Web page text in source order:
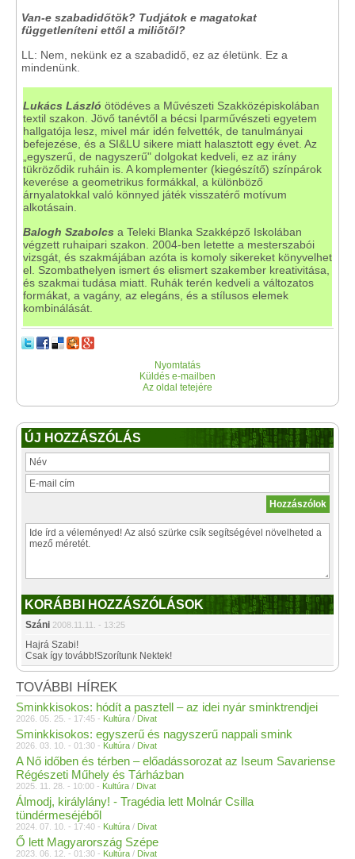
Van-e szabadidőtök? Tudjátok e magatokat
függetleníteni ettől a miliőtől?
LL: Nem, nekünk ez a szabadidő, ez az életünk. Ez a
mindenünk.
Lukács László ötödéves a Művészeti Szakközépiskolában
textil szakon. Jövő tanévtől a bécsi Iparművészeti egyetem
hallgatója lesz, mivel már idén felvették, de tanulmányai
befejezése, és a SI&LU sikere miatt halasztott egy évet. Az
„egyszerű, de nagyszerű" dolgokat kedveli, ez az irány
tükröződik ruháin is. A komplementer (kiegészítő) színpárok
keverése a geometrikus formákkal, a különböző
árnyalatokkal való könnyed játék visszatérő motívum
alkotásain.
Balogh Szabolcs a Teleki Blanka Szakképző Iskolában
végzett ruhaipari szakon. 2004-ben letette a mesterszabói
vizsgát, és szakmájában azóta is komoly sikereket könyvelhet
el. Szombathelyen ismert és elismert szakember kreativitása,
és szakmai tudása miatt. Ruhák terén kedveli a változatos
formákat, a vagány, az elegáns, és a stílusos elemek
kombinálását.
Nyomtatás
Küldés e-mailben
Az oldal tetejére
ÚJ HOZZÁSZÓLÁS
KORÁBBI HOZZÁSZÓLÁSOK
Száni 2008.11.11. - 13:25
Hajrá Szabi!
Csak így tovább!Szorítunk Nektek!
TOVÁBBI HÍREK
Sminkkisokos: hódít a pasztell – az idei nyár sminktrendjei
2026. 05. 25. - 17:45 - Kultúra / Divat
Sminkkisokos: egyszerű és nagyszerű nappali smink
2026. 03. 10. - 01:30 - Kultúra / Divat
A Nő időben és térben – előadássorozat az Iseum Savariense
Régészeti Műhely és Tárházban
2025. 11. 28. - 10:00 - Kultúra / Divat
Álmodj, királylány! - Tragédia lett Molnár Csilla
tündérmeséjéből
2024. 07. 10. - 17:40 - Kultúra / Divat
Ő lett Magyarország Szépe
2023. 06. 12. - 01:30 - Kultúra / Divat